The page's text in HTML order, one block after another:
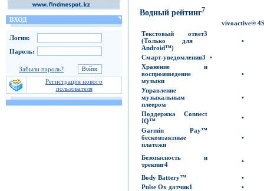
ВХОД
Логин:
Пароль:
Забыли пароль?
Регистрация нового
пользователя
Водный рейтинг7
vívoactive® 4S
Текстовый ответ3
(Только для
Android™)
•
Смарт-уведомления3
•
Хранение и
воспроизведение
музыки
•
Управление
музыкальным
плеером
•
Поддержка Connect
IQ™
•
Garmin Pay™
бесконтактные
платежи
•
Безопасность и
трекинг4 •
Body Battery™
•
Pulse Ox датчик1
•